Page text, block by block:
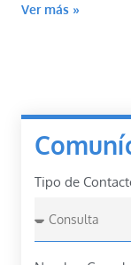
Ver más »
Tipo de